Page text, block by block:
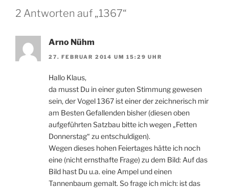
2 Antworten auf „1367“
Arno Nühm
27. FEBRUAR 2014 UM 15:29 UHR
Hallo Klaus,
da musst Du in einer guten Stimmung gewesen
sein, der Vogel 1367 ist einer der zeichnerisch mir
am Besten Gefallenden bisher (diesen oben
aufgeführten Satzbau bitte ich wegen „Fetten
Donnerstag“ zu entschuldigen).
Wegen dieses hohen Feiertages hätte ich noch
eine (nicht ernsthafte Frage) zu dem Bild: Auf das
Bild hast Du u.a. eine Ampel und einen
Tannenbaum gemalt. So frage ich mich: ist das